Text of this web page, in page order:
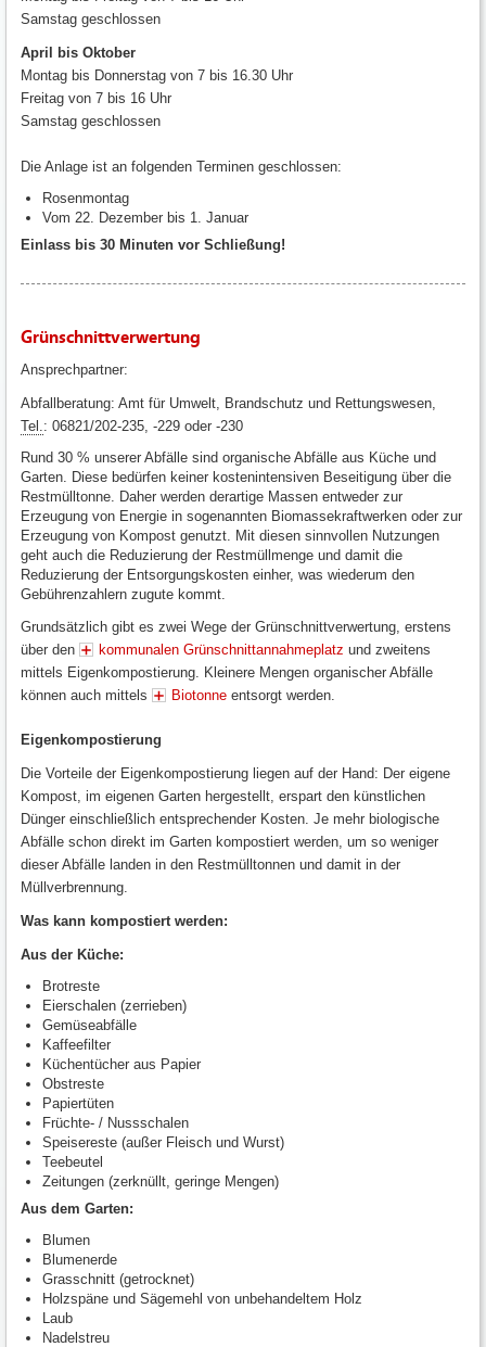
Samstag geschlossen
April bis Oktober
Montag bis Donnerstag von 7 bis 16.30 Uhr
Freitag von 7 bis 16 Uhr
Samstag geschlossen
Die Anlage ist an folgenden Terminen geschlossen:
Rosenmontag
Vom 22. Dezember bis 1. Januar
Einlass bis 30 Minuten vor Schließung!
Grünschnittverwertung
Ansprechpartner:
Abfallberatung: Amt für Umwelt, Brandschutz und Rettungswesen,
Tel. : 06821/202-235, -229 oder -230
Rund 30 % unserer Abfälle sind organische Abfälle aus Küche und
Garten. Diese bedürfen keiner kostenintensiven Beseitigung über die
Restmülltonne. Daher werden derartige Massen entweder zur
Erzeugung von Energie in sogenannten Biomassekraftwerken oder zur
Erzeugung von Kompost genutzt. Mit diesen sinnvollen Nutzungen
geht auch die Reduzierung der Restmüllmenge und damit die
Reduzierung der Entsorgungskosten einher, was wiederum den
Gebührenzahlern zugute kommt.
Grundsätzlich gibt es zwei Wege der Grünschnittverwertung, erstens
über den
kommunalen Grünschnittannahmeplatz und zweitens
mittels Eigenkompostierung. Kleinere Mengen organischer Abfälle
können auch mittels
Biotonne entsorgt werden.
Eigenkompostierung
Die Vorteile der Eigenkompostierung liegen auf der Hand: Der eigene
Kompost, im eigenen Garten hergestellt, erspart den künstlichen
Dünger einschließlich entsprechender Kosten. Je mehr biologische
Abfälle schon direkt im Garten kompostiert werden, um so weniger
dieser Abfälle landen in den Restmülltonnen und damit in der
Müllverbrennung.
Was kann kompostiert werden:
Aus der Küche:
Brotreste
Eierschalen (zerrieben)
Gemüseabfälle
Kaffeefilter
Küchentücher aus Papier
Obstreste
Papiertüten
Früchte- / Nussschalen
Speisereste (außer Fleisch und Wurst)
Teebeutel
Zeitungen (zerknüllt, geringe Mengen)
Aus dem Garten:
Blumen
Blumenerde
Grasschnitt (getrocknet)
Holzspäne und Sägemehl von unbehandeltem Holz
Laub
Nadelstreu